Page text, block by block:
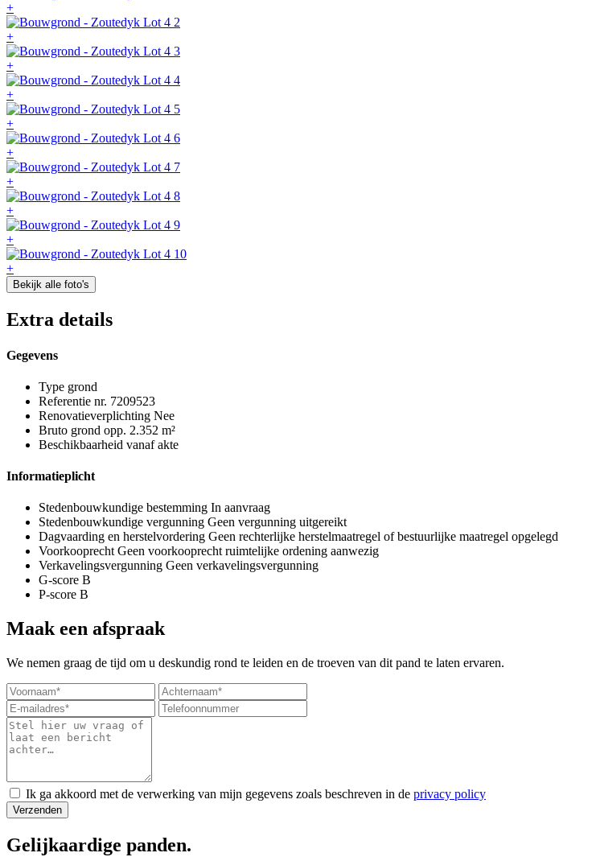
+
+
+
+
+
+
+
+
+
+
Bekijk alle foto's
Extra details
Gegevens
Type grond
Referentie nr. 7209523
Renovatieverplichting Nee
Bruto grond opp. 2.352 m²
Beschikbaarheid vanaf akte
Informatieplicht
Stedenbouwkundige bestemming In aanvraag
Stedenbouwkundige vergunning Geen vergunning uitgereikt
Dagvaarding en herstelvordering Geen rechterlijke herstelmaatregel of bestuurlijke maatregel opgelegd
Voorkooprecht Geen voorkooprecht ruimtelijke ordening aanwezig
Verkavelingsvergunning Geen verkavelingsvergunning
G-score B
P-score B
Maak een afspraak
We nemen graag de tijd om u deskundig rond te leiden en de troeven van dit pand te laten ervaren.
Ik ga akkoord met de verwerking van mijn gegevens zoals beschreven in de privacy policy
Verzenden
Gelijkaardige panden.